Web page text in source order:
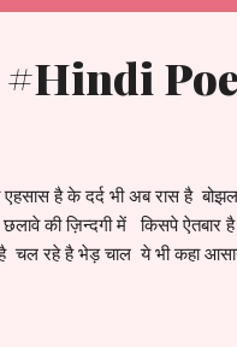
! #Hindi
एहसास है के दर्द भी अब रास है
की ज़िन्दगी में किसपे
है चल रहे है भेड़ चाल ये भी कहा